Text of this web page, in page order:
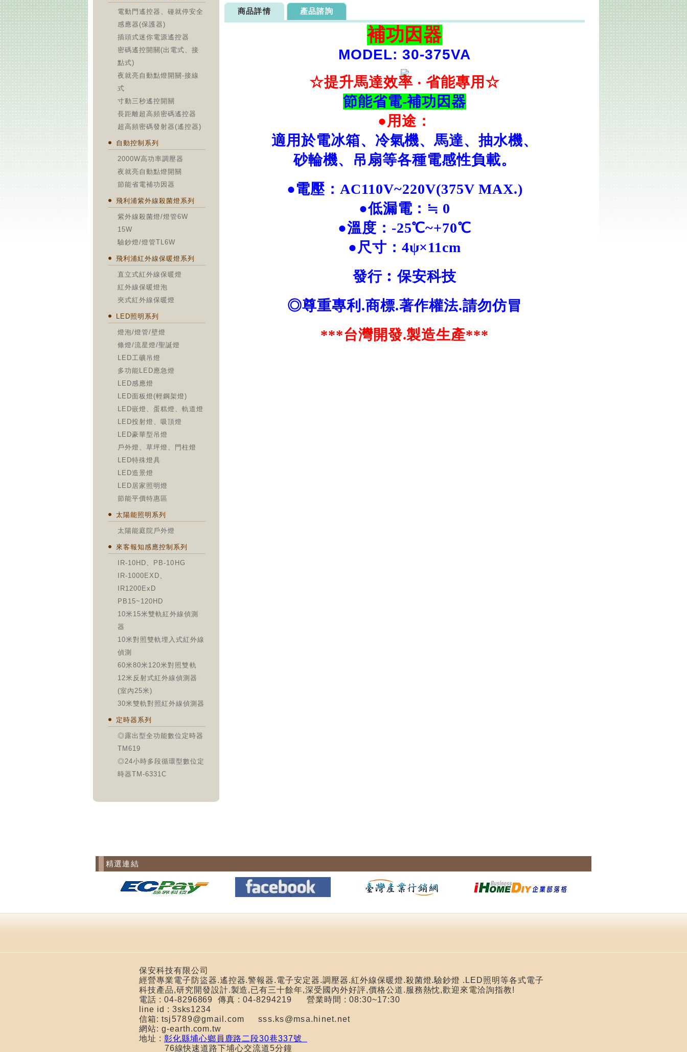
電動門遙控器、碰就停安全
感應器(保護器)
插頭式迷你電源遙控器
密碼遙控開關(出電式、接
點式)
夜就亮自動點燈開關-接線
式
寸動三秒遙控開關
長距離超高頻密碼遙控器
超高頻密碼發射器(遙控器)
自動控制系列
2000W高功率調壓器
夜就亮自動點燈開關
節能省電補功因器
飛利浦紫外線殺菌燈系列
紫外線殺菌燈/燈管6W
15W
驗鈔燈/燈管TL6W
飛利浦紅外線保暖燈系列
直立式紅外線保暖燈
紅外線保暖燈泡
夾式紅外線保暖燈
LED照明系列
燈泡/燈管/壁燈
條燈/流星燈/聖誕燈
LED工礦吊燈
多功能LED應急燈
LED感應燈
LED面板燈(輕鋼架燈)
LED嵌燈、蛋糕燈、軌道燈
LED投射燈、吸頂燈
LED豪華型吊燈
戶外燈、草坪燈、門柱燈
LED特殊燈具
LED造景燈
LED居家照明燈
節能平價特惠區
太陽能照明系列
太陽能庭院戶外燈
來客報知感應控制系列
IR-10HD、PB-10HG
IR-1000EXD、
IR1200ExD
PB15~120HD
10米15米雙軌紅外線偵測
器
10米對照雙軌埋入式紅外線
偵測
60米80米120米對照雙軌
12米反射式紅外線偵測器
(室內25米)
30米雙軌對照紅外線偵測器
定時器系列
◎露出型全功能數位定時器
TM619
◎24小時多段循環型數位定
時器TM-6331C
商品詳情 產品諮詢
補功因器
MODEL: 30-375VA
☆提升馬達效率 ‧ 省能專用☆
節能省電-補功因器
●用途：
適用於電冰箱、冷氣機、馬達、抽水機、
砂輪機、吊扇等各種電感性負載。
●電壓：AC110V~220V(375V MAX.)
●低漏電：≒ 0
●溫度：-25℃~+70℃
●尺寸：4ψ×11cm
發行︰保安科技
◎尊重專利.商標.著作權法.請勿仿冒
***台灣開發.製造生產***
精選連結
保安科技有限公司
經營專業電子防盜器.遙控器.警報器.電子安定器.調壓器.紅外線保暖燈.殺菌燈.驗鈔燈 .LED照明等各式電子
科技產品,研究開發設計.製造,已有三十餘年,深受國內外好評,價格公道.服務熱忱,歡迎來電洽詢指教!
電話 : 04-8296869 傳真 : 04-8294219營業時間 : 08:30~17:30
line id : 3sks1234
信箱: tsj5789@gmail.comsss.ks@msa.hinet.net
網站: g-earth.com.tw
地址 : 彰化縣埔心鄉員鹿路二段30巷337號
76線快速道路下埔心交流道5分鐘